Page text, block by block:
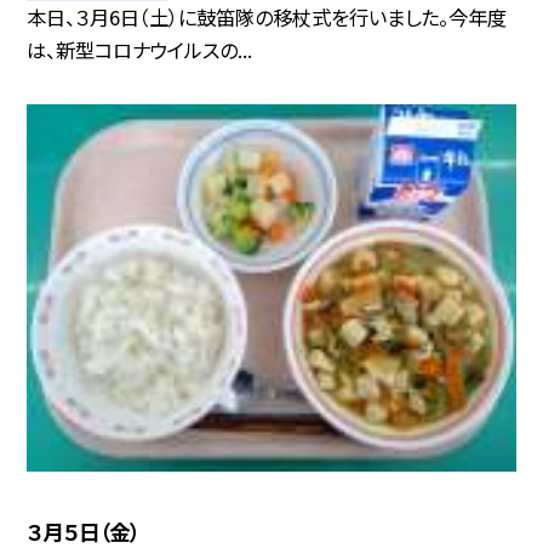
本日、３月6日（土）に鼓笛隊の移杖式を行いました。今年度
は、新型コロナウイルスの...
３月５日（金）